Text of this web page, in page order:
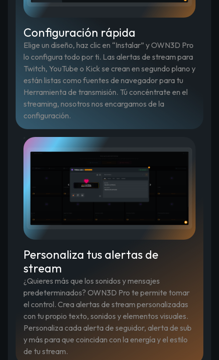
Configuración rápida
Elige un diseño, haz clic en “Instalar” y OWN3D Pro
lo configura todo por ti. Las alertas de stream para
Twitch, YouTube o Kick se crean en segundo plano y
están listas como fuentes de navegador para tu
Herramienta de transmisión. Tú concéntrate en el
streaming, nosotros nos encargamos de la
configuración.
Personaliza tus alertas de
stream
¿Quieres más que los sonidos y mensajes
predeterminados? OWN3D Pro te permite tomar
el control. Crea alertas de stream personalizadas
con tu propio texto, sonidos y elementos visuales.
Personaliza cada alerta de seguidor, alerta de sub
y más para que coincidan con la energía y el estilo
de tu stream.